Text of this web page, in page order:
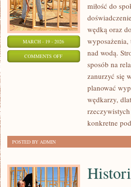
MARCH - 19 - 2026
COMMENTS OFFON
WĘDKARSTWO
EKSTREMALNE
miłość do
wędką oraz
nad wodą.
sposób na
zanurzyć się
planować
wędkarzy,
konkretne
POSTED BY ADMIN